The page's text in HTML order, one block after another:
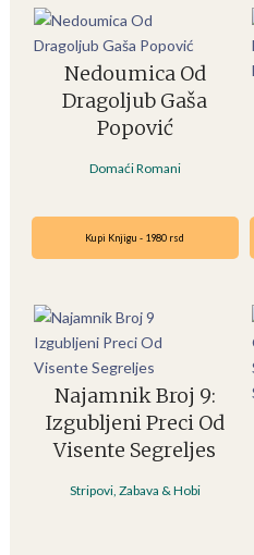
Nedoumica Od
Dragoljub Gaša
Popović
Domaći Romani
Kupi Knjigu - 1980 rsd
Najamnik Broj 9:
Izgubljeni Preci Od
Visente Segreljes
Stripovi, Zabava & Hobi